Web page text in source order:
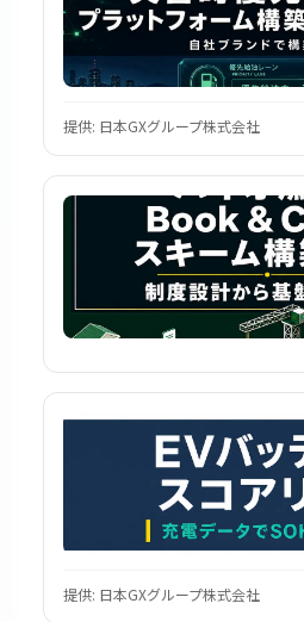
提供: 日本GXグループ株式会社
提供: 日本GXグループ株式会社